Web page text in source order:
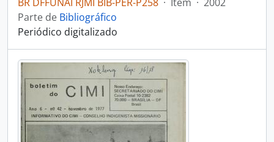
Parte de Bibliográfico
Periódico digitalizado